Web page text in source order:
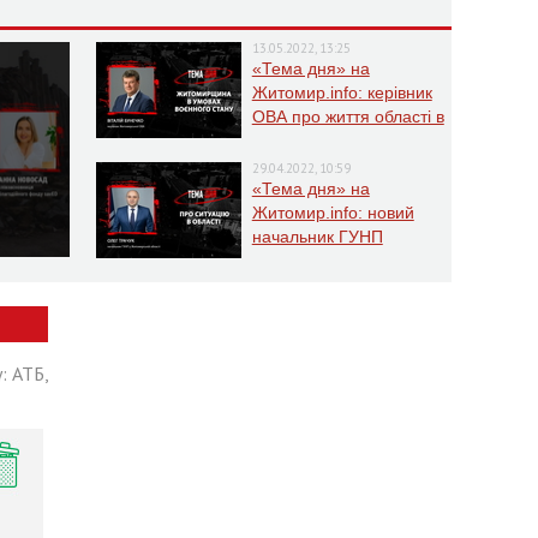
13.05.2022, 13:25
«Тема дня» на
Житомир.info: керівник
ОВА про життя області в
29.04.2022, 10:59
«Тема дня» на
Житомир.info: новий
начальник ГУНП
АТБ,